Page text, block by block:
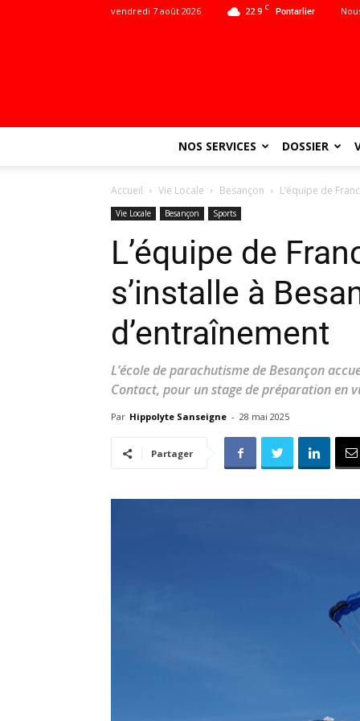
22.9 C Pontarlier
vendredi 7 août 2026
NOS SERVICES DOSSIER
Accueil Vie Locale Besançon L’équipe de
Vie Locale Besançon Sports
L’équipe de
s’installe à
d’entraînement
L’école de parachutisme de Besançon
Contact, pour un stage de préparation en
Par Hippolyte Sanseigne - 28 mai 2025
Partager